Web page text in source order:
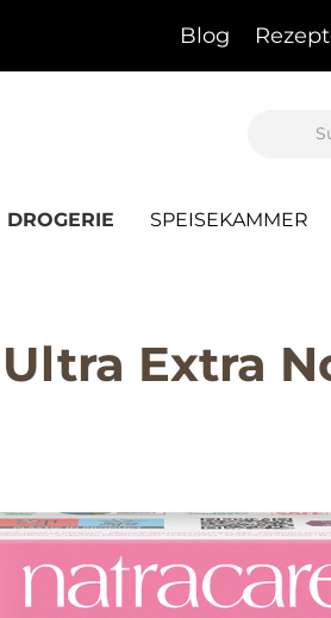
Blog
DROGERIE SPEISEKAMMER
Extra